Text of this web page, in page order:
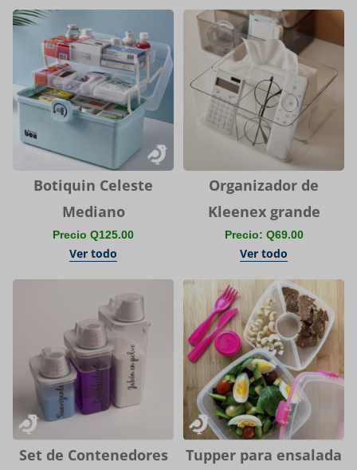
Botiquin Celeste
Mediano
Precio Q125.00
Ver todo
Organizador de
Kleenex grande
Precio: Q69.00
Ver todo
Set de Contenedores
Tupper para ensalada